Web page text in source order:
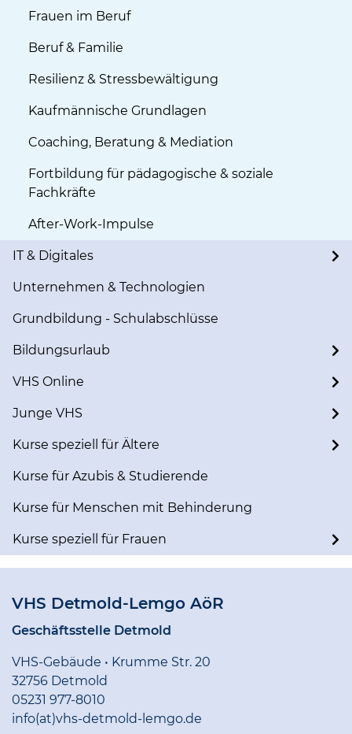
Frauen im Beruf
Beruf & Familie
Resilienz & Stressbewältigung
Kaufmännische Grundlagen
Coaching, Beratung & Mediation
Fortbildung für pädagogische & soziale
Fachkräfte
After-Work-Impulse
IT & Digitales
Unternehmen & Technologien
Grundbildung - Schulabschlüsse
Bildungsurlaub
VHS Online
Junge VHS
Kurse speziell für Ältere
Kurse für Azubis & Studierende
Kurse für Menschen mit Behinderung
Kurse speziell für Frauen
VHS Detmold-Lemgo AöR
Geschäftsstelle Detmold
VHS-Gebäude • Krumme Str. 20
32756 Detmold
05231 977-8010
info(at)vhs-detmold-lemgo.de